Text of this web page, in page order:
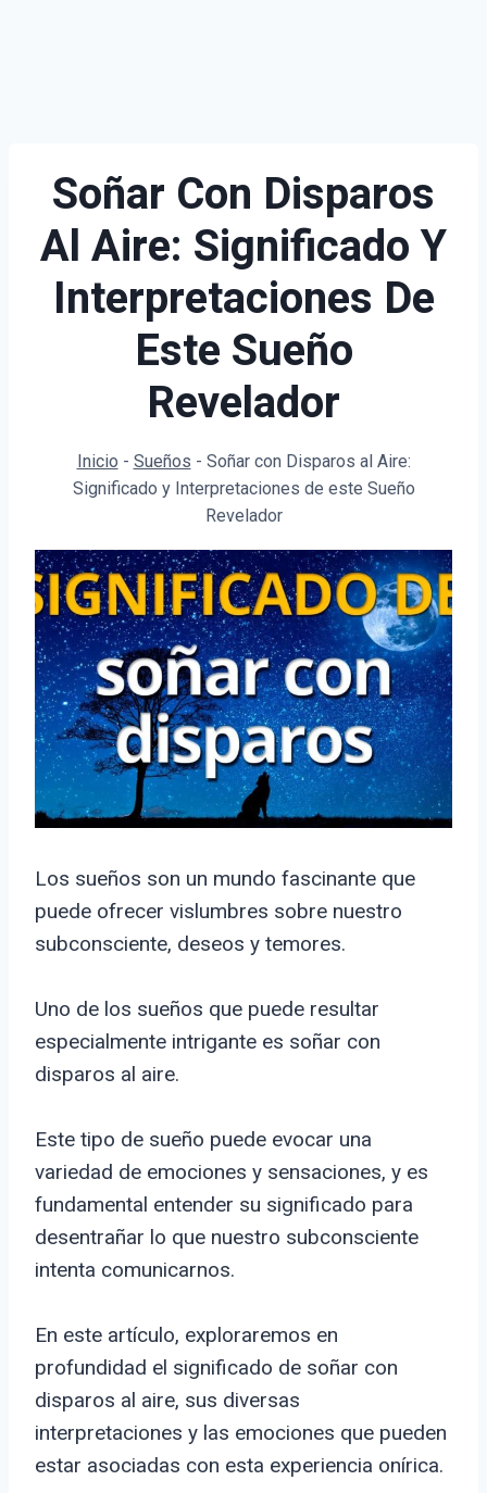
Soñar Con Disparos
Al Aire: Significado Y
Interpretaciones De
Este Sueño
Revelador
Inicio - Sueños - Soñar con Disparos al Aire:
Significado y Interpretaciones de este Sueño
Revelador
Los sueños son un mundo fascinante que
puede ofrecer vislumbres sobre nuestro
subconsciente, deseos y temores.
Uno de los sueños que puede resultar
especialmente intrigante es soñar con
disparos al aire.
Este tipo de sueño puede evocar una
variedad de emociones y sensaciones, y es
fundamental entender su significado para
desentrañar lo que nuestro subconsciente
intenta comunicarnos.
En este artículo, exploraremos en
profundidad el significado de soñar con
disparos al aire, sus diversas
interpretaciones y las emociones que pueden
estar asociadas con esta experiencia onírica.